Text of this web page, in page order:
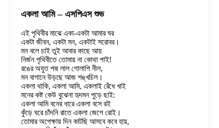
একলা আমি – এসপিএস শুভ
এই পৃথিবীর মাঝে একা-একটা আমার ঘর
একটা জীবন, একটা মন, একটাই সরোবর।
মন বলে চাই তুই আবার কাছে আয়
নির্জন পৃথিবীতে তোমায় না কোথা পাই!
রঙের অযুত পদ্ম লাল গোলাপি নীল,
মন বাগানে উড়ছে আজ শঙ্খচিল।
একলা থাকি, একলা আমি, একলাই রেঁধে খাই
মনের কষ্ট কেউ বুঝেনা হৃদমন পুড়ে ছাই:
একলা আমি বনের ধারে একলা বসে রই
কুঁড়ে ঘরে চাঁদনি রাতে একলা জেগে রোই।
তোমার অপেক্ষায় দিন কাটছি আসবে কবে হায়,